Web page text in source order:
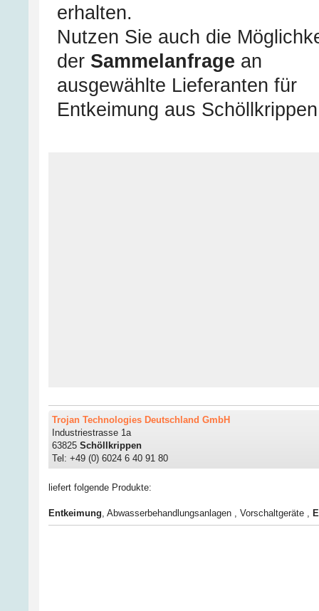
erhalten.
Nutzen Sie auch die
der Sammelanfrage an
ausgewählte Lieferanten für
Entkeimung aus
Trojan Technologies Deutschland GmbH
Industriestrasse 1a
63825 Schöllkrippen
Tel: +49 (0) 6024 6 40 91 80
liefert folgende Produkte:
Entkeimung, Abwasserbehandlungsanlagen , Vorschaltgeräte ,